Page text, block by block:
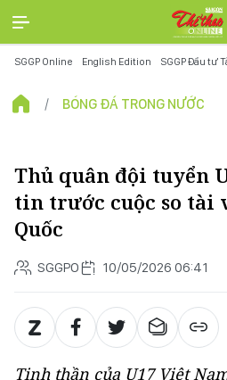
SGGP Online English Edition SGGP Đầu tư
BÓNG ĐÁ TRONG NƯỚC
Thủ quân đội tuyển
tin trước cuộc so tài
Quốc
SGGPO 10/05/2026 06:41
Tinh thần của U17 Việt